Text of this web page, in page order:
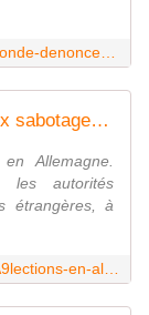
Élections en Allemagne: de mystérieux sabotages de voitures font craindre une ingérence étrangère
Allemagne.
les autorités
étrangères, à